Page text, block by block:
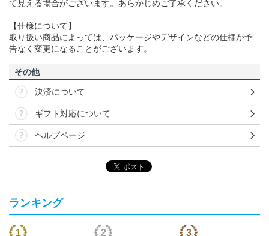
て見える場合がございます。あらかじめご了承ください。
【仕様について】
取り扱い商品によっては、パッケージやデザインなどの仕様が予
告なく変更になることがございます。
その他
決済について
ギフト対応について
ヘルプページ
ランキング